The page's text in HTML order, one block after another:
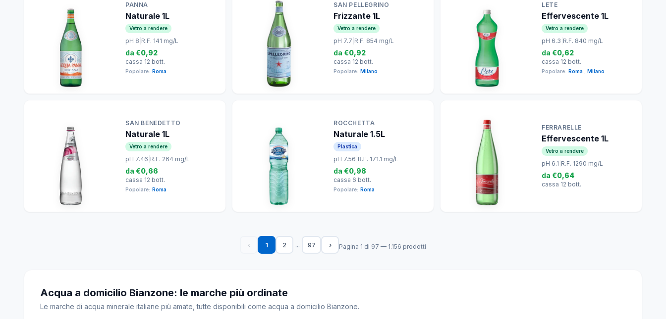
PANNA
Naturale 1L
Vetro a rendere
pH 8 R.F. 141 mg/L
da €0,92
cassa 12 bott.
Popolare: Roma
SAN PELLEGRINO
Frizzante 1L
Vetro a rendere
pH 7.7 R.F. 854 mg/L
da €0,92
cassa 12 bott.
Popolare: Milano
LETE
Effervescente 1L
Vetro a rendere
pH 6.3 R.F. 840 mg/L
da €0,62
cassa 12 bott.
Popolare: Roma Milano
SAN BENEDETTO
Naturale 1L
Vetro a rendere
pH 7.46 R.F. 264 mg/L
da €0,66
cassa 12 bott.
Popolare: Roma
ROCCHETTA
Naturale 1.5L
Plastica
pH 7.56 R.F. 171.1 mg/L
da €0,98
cassa 6 bott.
Popolare: Roma
FERRARELLE
Effervescente 1L
Vetro a rendere
pH 6.1 R.F. 1290 mg/L
da €0,64
cassa 12 bott.
‹ 1 2 ... 97 › Pagina 1 di 97 — 1.156 prodotti
Acqua a domicilio Bianzone: le marche più ordinate
Le marche di acqua minerale italiane più amate, tutte disponibili come acqua a domicilio Bianzone.